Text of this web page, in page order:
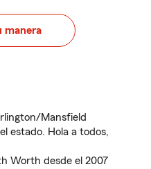
manera
Mansfield
estado. Hola a todos,
Worth desde el 2007